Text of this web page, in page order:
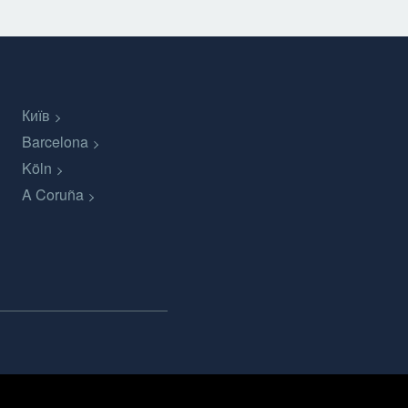
Київ
Barcelona
Köln
A Coruña